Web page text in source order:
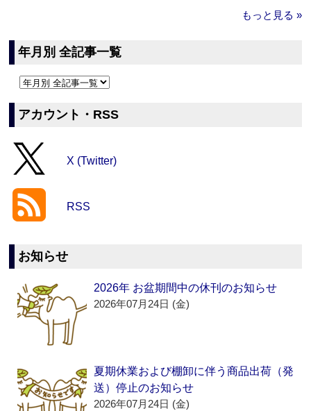
もっと見る »
年月別 全記事一覧
アカウント・RSS
X (Twitter)
RSS
お知らせ
2026年 お盆期間中の休刊のお知らせ
2026年07月24日 (金)
夏期休業および棚卸に伴う商品出荷（発
送）停止のお知らせ
2026年07月24日 (金)